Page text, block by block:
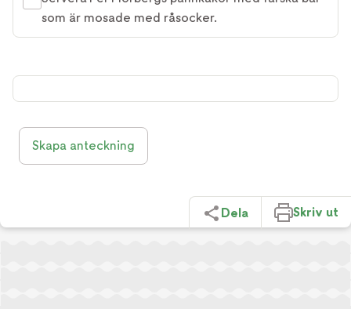
som är mosade med råsocker.
Skapa anteckning
Dela Skriv ut